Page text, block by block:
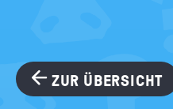
ZUR ÜBERSICHT